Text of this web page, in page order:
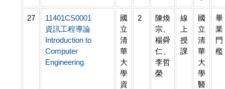
27
11401CS0001
資訊工程導論
Introduction to
Computer
Engineering
國
立
清
華
大
學
資
2
陳煥
宗、
楊舜
仁、
李哲
榮
線
上
授
課
國
立
清
華
大
學
醫
畢
業
門
檻